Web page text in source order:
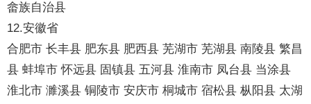
畲族自治县
12.安徽省
合肥市 长丰县 肥东县 肥西县 芜湖市 芜湖县 南陵县 繁昌
县 蚌埠市 怀远县 固镇县 五河县 淮南市 凤台县 当涂县
淮北市 濉溪县 铜陵市 安庆市 桐城市 宿松县 枞阳县 太湖